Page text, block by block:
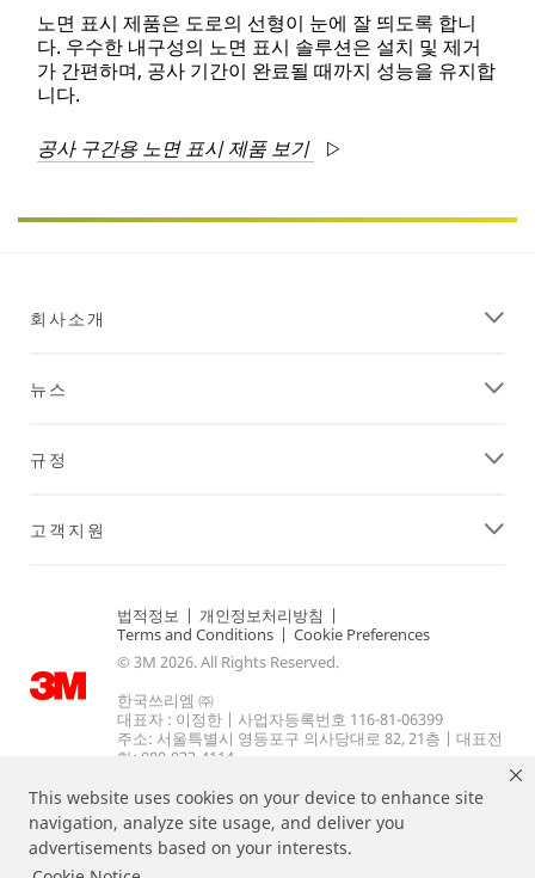
This website uses cookies on your device to enhance site
navigation, analyze site usage, and deliver you
advertisements based on your interests.
노면 표시 제품은 도로의 선형이 눈에 잘 띄도록 합니
다. 우수한 내구성의 노면 표시 솔루션은 설치 및 제거
가 간편하며, 공사 기간이 완료될 때까지 성능을 유지합
니다.
공사 구간용 노면 표시 제품 보기
회사소개
뉴스
규정
고객지원
법적정보 | 개인정보처리방침 |
Terms and Conditions | Cookie Preferences
© 3M 2026. All Rights Reserved.
한국쓰리엠 ㈜
대표자 : 이정한 | 사업자등록번호 116-81-06399
주소: 서울특별시 영등포구 의사당대로 82, 21층 | 대표전
화: 080-033-4114.